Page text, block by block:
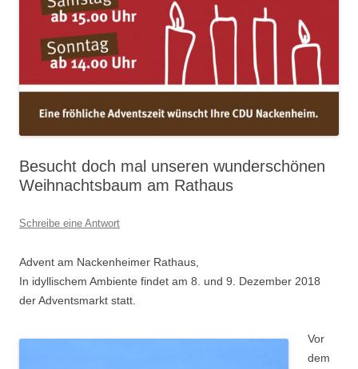
Besucht doch mal unseren wunderschönen
Weihnachtsbaum am Rathaus
Schreibe eine Antwort
Advent am Nackenheimer Rathaus,
In idyllischem Ambiente findet am 8. und 9. Dezember 2018
der Adventsmarkt statt.
Vor
dem